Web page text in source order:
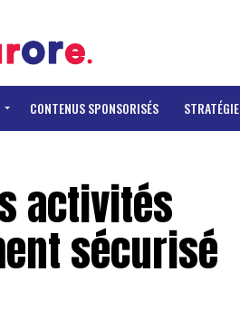
CONTENUS SPONSORISÉS STRATÉGIE
activités
sécurisé